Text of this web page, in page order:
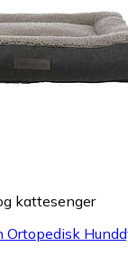
kattesenger
Ortopedisk